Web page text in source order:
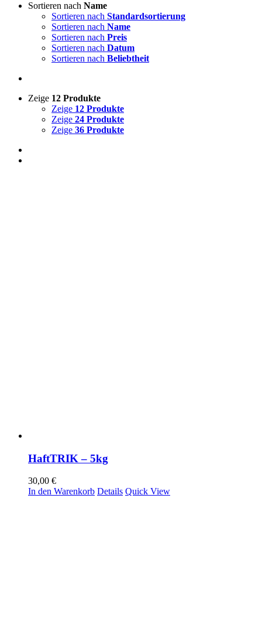
Sortieren nach Name
Sortieren nach Standardsortierung
Sortieren nach Name
Sortieren nach Preis
Sortieren nach Datum
Sortieren nach Beliebtheit
Zeige 12 Produkte
Zeige 12 Produkte
Zeige 24 Produkte
Zeige 36 Produkte
HaftTRIK – 5kg
30,00 €
In den Warenkorb Details Quick View